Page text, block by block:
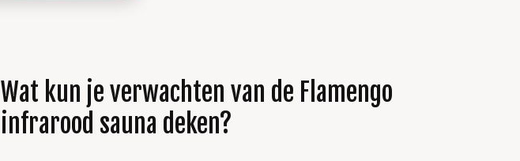
Wat kun je verwachten van de Flamengo
infrarood sauna deken?